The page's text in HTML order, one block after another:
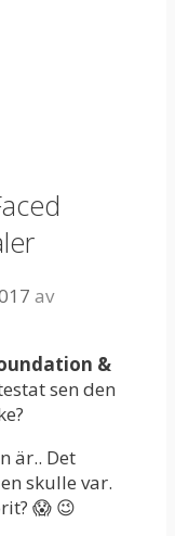
av
&
sen den
är.. Det
skulle var.
😱 😉